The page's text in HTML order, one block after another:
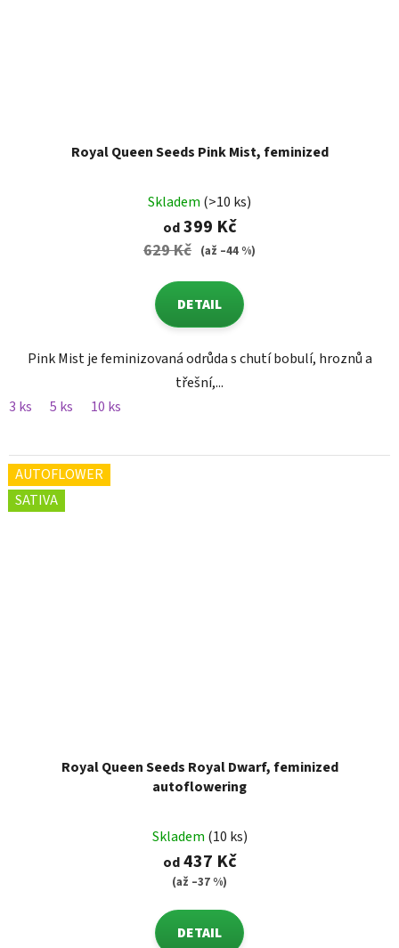
Royal Queen Seeds Pink Mist, feminized
Skladem (>10 ks)
od399 Kč
629 Kč (až –44 %)
DETAIL
Pink Mist je feminizovaná odrůda s chutí bobulí, hroznů a
třešní,...
3 ks
5 ks 10 ks
AUTOFLOWER
SATIVA
Royal Queen Seeds Royal Dwarf, feminized
autoflowering
Skladem (10 ks)
od437 Kč
(až –37 %)
DETAIL